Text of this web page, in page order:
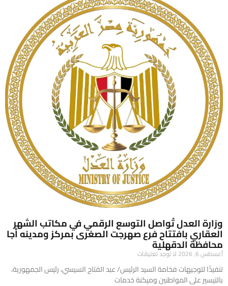
وزارة العدل تُواصل التوسع الرقمي في مكاتب الشهر
العقاري بافتتاح فرع صهرجت الصغرى بمركز ومدينه أجا
محافظة الدقهلية
أغسطس 6, 2026 لا توجد تعليقات
تنفيذًا لتوجيهات فخامة السيد الرئيس/ عبد الفتاح السيسي، رئيس الجمهورية،
بالتيسير على المواطنين وميكنة خدمات